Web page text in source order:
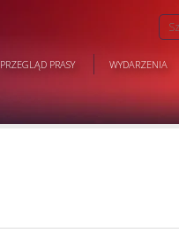
PRZEGLĄD PRASY WYDARZENIA